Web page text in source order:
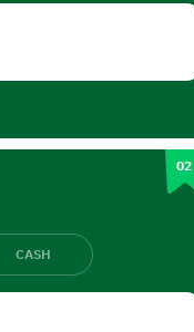
CASH